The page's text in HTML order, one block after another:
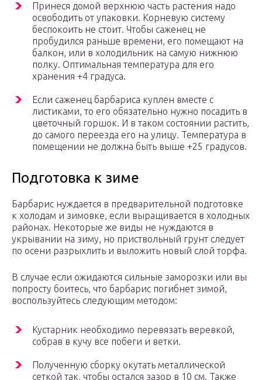
Принеся домой верхнюю часть растения надо
освободить от упаковки. Корневую систему
беспокоить не стоит. Чтобы саженец не
пробудился раньше времени, его помещают на
балкон, или в холодильник на самую нижнюю
полку. Оптимальная температура для его
хранения +4 градуса.
Если саженец барбариса куплен вместе с
листиками, то его обязательно нужно посадить в
цветочный горшок. И в таком состоянии растить,
до самого переезда его на улицу. Температура в
помещении не должна быть выше +25 градусов.
Подготовка к зиме
Барбарис нуждается в предварительной подготовке
к холодам и зимовке, если выращивается в холодных
районах. Некоторые же виды не нуждаются в
укрывании на зиму, но приствольный грунт следует
по осени разрыхлить и выложить новый слой торфа.
В случае если ожидаются сильные заморозки или вы
попросту боитесь, что барбарис погибнет зимой,
воспользуйтесь следующим методом:
Кустарник необходимо перевязать веревкой,
собрав в кучу все побеги и ветки.
Полученную сборку окутать металлической
сеткой так, чтобы остался зазор в 10 см. Также